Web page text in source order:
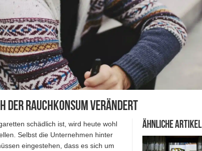
der Rauchkonsum verändert
Ähnliche Artikel
schädlich ist, wird heute wohl
Selbst die Unternehmen hinter
eingestehen, dass es sich um